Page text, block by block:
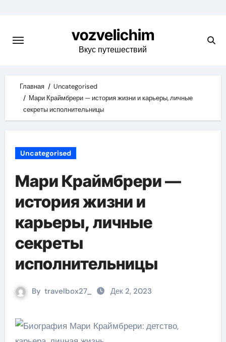
content
vozvelichim
Вкус путешествий
Главная
Uncategorised
Мари Краймбрери — история жизни и карьеры, личные
секреты исполнительницы
Uncategorised
Мари Краймбрери —
история жизни и
карьеры, личные
секреты
исполнительницы
By travelbox27_ Дек 2, 2023